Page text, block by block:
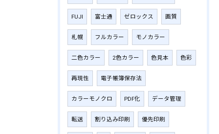
FUJI 富士通 ゼロックス 画質
札幌 フルカラー モノカラー
二色カラー 2色カラー 色見本 色彩
再現性 電子帳簿保存法
カラーモノクロ PDF化 データ管理
転送 割り込み印刷 優先印刷